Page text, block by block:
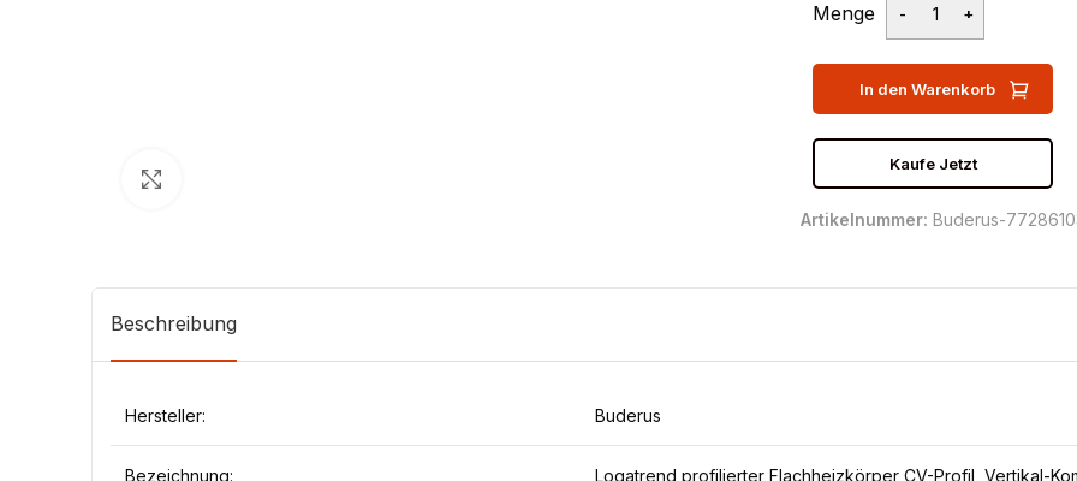
Menge
In den Warenkorb
Kaufe Jetzt
Artikelnummer: Buderus-
Beschreibung
Hersteller: Buderus
Bezeichnung: Logatrend profilierter Flachheizkörper CV-Profil, Vertikal-